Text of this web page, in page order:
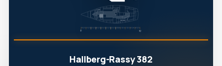
Hallberg-Rassy 382